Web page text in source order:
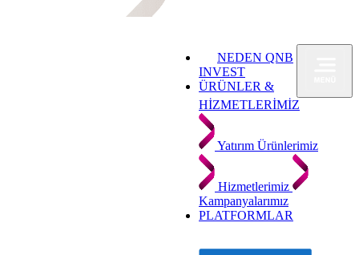
NEDEN QNB
INVEST
ÜRÜNLER &
HİZMETLERİMİZ
Yatırım Ürünlerimiz
Hizmetlerimiz
Kampanyalarımız
PLATFORMLAR